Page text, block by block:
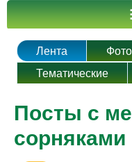
Главное меню
Лента
Тематические
Посты с
сорняками